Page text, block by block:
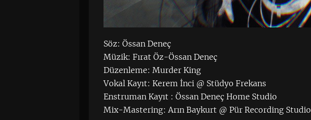
Söz: Össan Deneç
Müzik: Fırat Öz-Össan Deneç
Düzenleme: Murder King
Vokal Kayıt: Kerem İnci @ Stüdyo Frekans
Enstruman Kayıt : Össan Deneç Home Studio
Mix-Mastering: Arın Baykurt @ Pür Recording Studio